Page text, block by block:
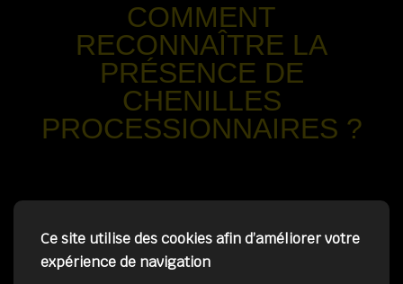
COMMENT
RECONNAÎTRE LA
PRÉSENCE DE
CHENILLES
PROCESSIONNAIRES ?
souvent situés en hauteur
Ce site utilise des cookies afin d’améliorer votre
expérience de navigation